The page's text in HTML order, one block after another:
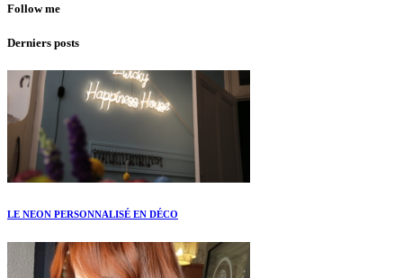
Follow me
Derniers posts
LE NEON PERSONNALISÉ EN DÉCO